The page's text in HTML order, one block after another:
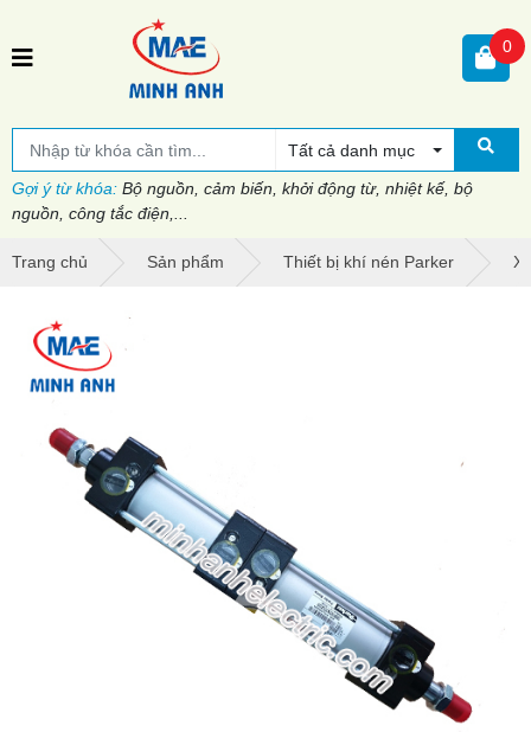
Tất cả danh mục
Gợi ý từ khóa: Bộ nguồn, cảm biến, khởi động từ, nhiệt kế, bộ
nguồn, công tắc điện,...
0
Trang chủ Sản phẩm Thiết bị khí nén Parker